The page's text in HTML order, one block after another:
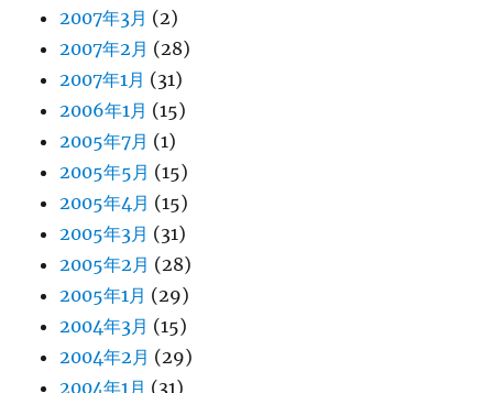
2007年3月 (2)
2007年2月 (28)
2007年1月 (31)
2006年1月 (15)
2005年7月 (1)
2005年5月 (15)
2005年4月 (15)
2005年3月 (31)
2005年2月 (28)
2005年1月 (29)
2004年3月 (15)
2004年2月 (29)
2004年1月 (31)